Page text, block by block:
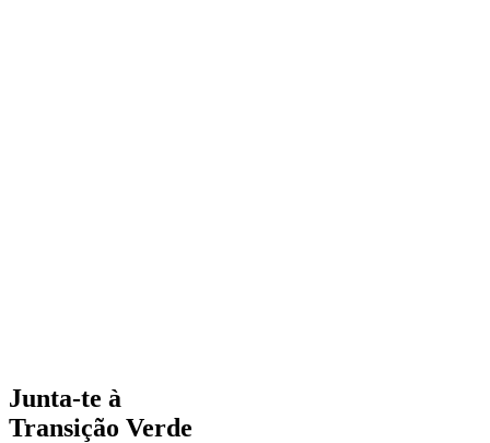
Junta-te à
Transição Verde